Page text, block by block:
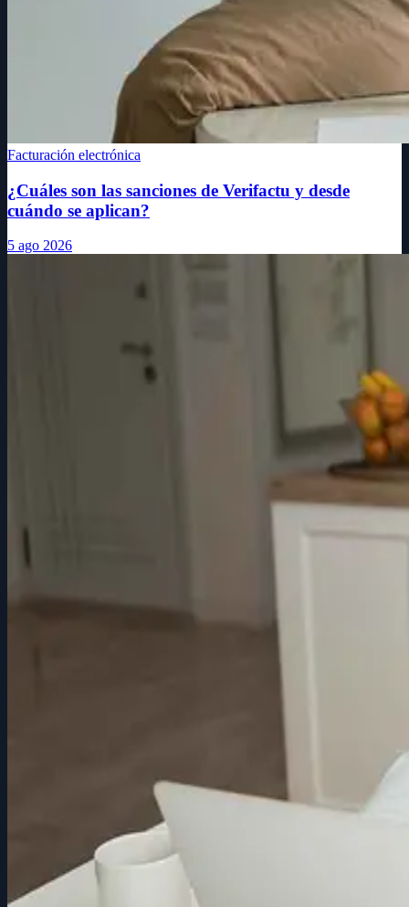
Facturación electrónica
¿Cuáles son las sanciones de Verifactu y desde
cuándo se aplican?
5 ago 2026